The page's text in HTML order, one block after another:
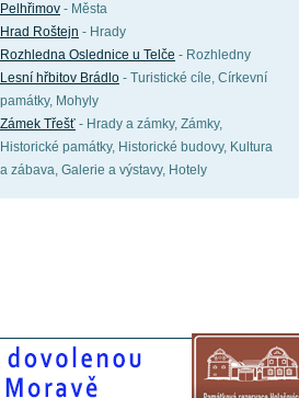
Pelhřimov - Města
Hrad Roštejn - Hrady
Rozhledna Oslednice u Telče - Rozhledny
Lesní hřbitov Brádlo - Turistické cíle, Církevní
památky, Mohyly
Zámek Třešť - Hrady a zámky, Zámky,
Historické památky, Historické budovy, Kultura
a zábava, Galerie a výstavy, Hotely